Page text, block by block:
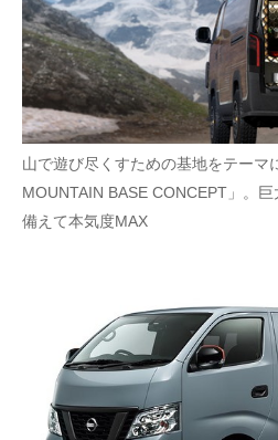
山で遊び尽くすための基地をテーマ
MOUNTAIN BASE CONCEPT」。
備えて本気度MAX